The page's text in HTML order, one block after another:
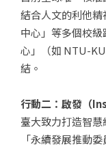
結合人文的利他
中心」等多個校
心」（如 NTU-
結。
行動二：啟發（
臺大致力打造智
「永續發展推動